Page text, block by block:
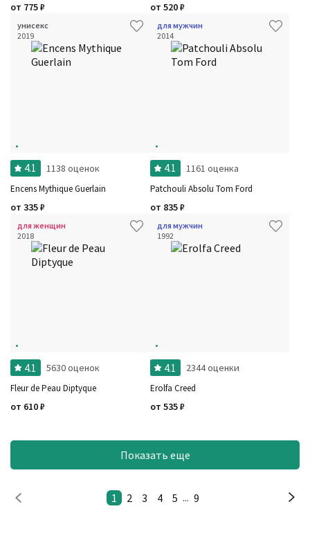
от 775₽ от 520₽
унисекс
2019
4.1 1138 оценок
Encens Mythique Guerlain
от 335₽
для мужчин
2014
4.1 1161 оценка
Patchouli Absolu Tom Ford
от 835₽
для женщин
2018
4.1 5630 оценок
Fleur de Peau Diptyque
от 610₽
для мужчин
1992
4.1 2344 оценки
Erolfa Creed
от 535₽
Показать еще
1 2 3 4 5 ... 9